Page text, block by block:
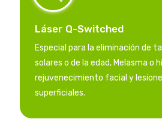
Láser Q-Switched
Especial para la eliminación de
solares o de la edad, Melasma o
rejuvenecimiento facial y
superficiales.